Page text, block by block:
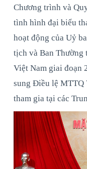
Chương trình và
tình hình đại biểu
hoạt động của Uỷ
tịch và Ban Thường
Việt Nam giai đoạn
sung Điều lệ MTTQ
tham gia tại các